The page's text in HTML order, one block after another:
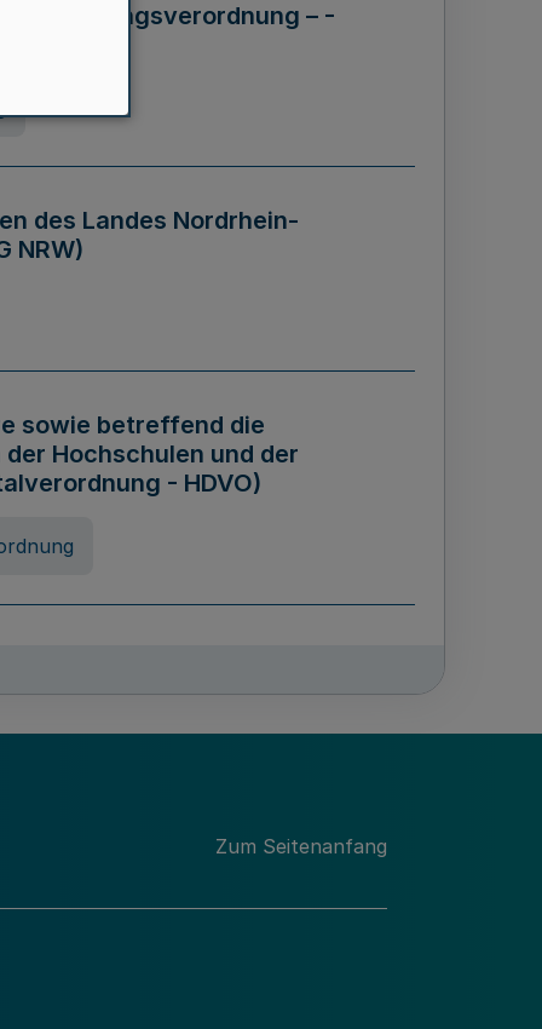
– -
des Landes Nordrhein-
NRW)
sowie betreffend die
Hochschulen und der
- HDVO)
des Landes Nordrhein-
Zum Seitenanfang